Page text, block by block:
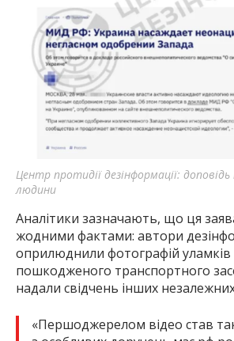
Центр протидії дезінформації:
людини
Аналітики зазначають, що ця
жодними фактами: автори
оприлюднили фотографій
пошкодженого транспортного
надали свідчень інших
«Першоджерелом відео став